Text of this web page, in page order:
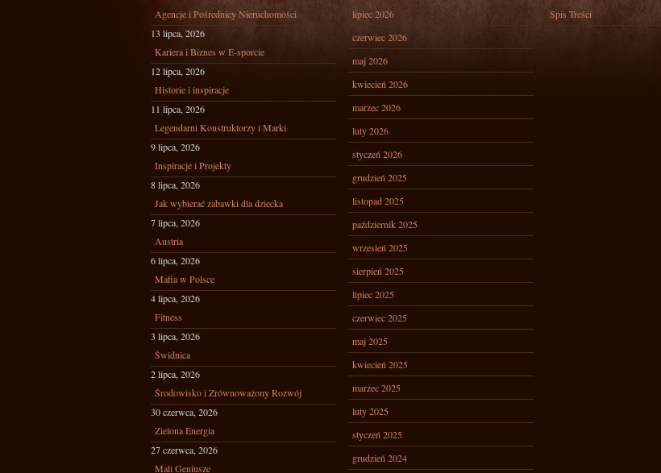
Agencje i Pośrednicy Nieruchomości
13 lipca, 2026
Kariera i Biznes w E-sporcie
12 lipca, 2026
Historie i inspiracje
11 lipca, 2026
Legendarni Konstruktorzy i Marki
9 lipca, 2026
Inspiracje i Projekty
8 lipca, 2026
Jak wybierać zabawki dla dziecka
7 lipca, 2026
Austria
6 lipca, 2026
Mafia w Polsce
4 lipca, 2026
Fitness
3 lipca, 2026
Świdnica
2 lipca, 2026
Środowisko i Zrównoważony Rozwój
30 czerwca, 2026
Zielona Energia
27 czerwca, 2026
Mali Geniusze
lipiec 2026
czerwiec 2026
maj 2026
kwiecień 2026
marzec 2026
luty 2026
styczeń 2026
grudzień 2025
listopad 2025
październik 2025
wrzesień 2025
sierpień 2025
lipiec 2025
czerwiec 2025
maj 2025
kwiecień 2025
marzec 2025
luty 2025
styczeń 2025
grudzień 2024
Spis Treści